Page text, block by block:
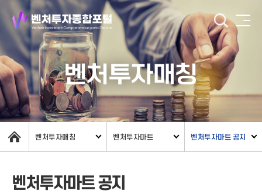
벤처투자매칭
벤처투자매칭 벤처투자마트 벤처투자마트 공지
벤처투자마트 공지